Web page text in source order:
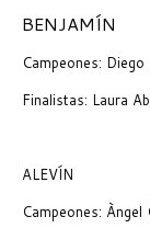
BENJAMÍN
Campeones:
Finalistas: Laura
ALEVÍN
Campeones: